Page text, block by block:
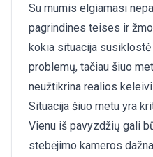
Su mumis elgiamasi
pagrindines teises ir
kokia situacija
problemų, tačiau šiuo
neužtikrina realios
Situacija šiuo metu yra
Vienu iš pavyzdžių gali
stebėjimo kameros